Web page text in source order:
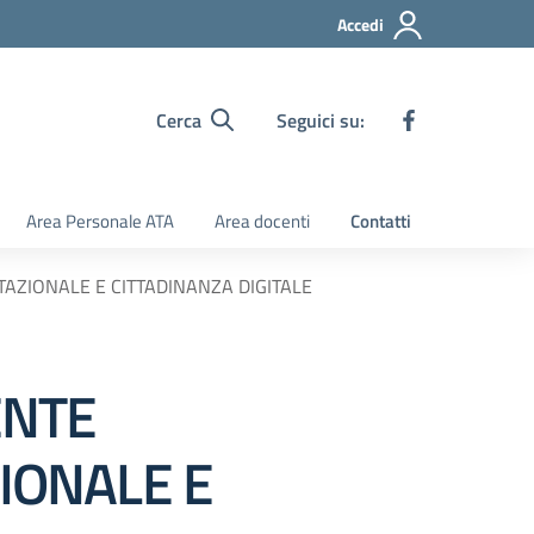
Accedi
Cerca Seguici su:
Area Personale ATA Area docenti Contatti
E CITTADINANZA DIGITALE
E